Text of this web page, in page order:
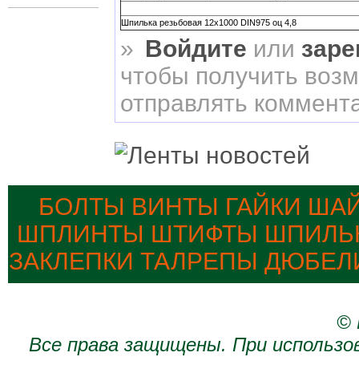
Шпилька резьбовая 12х1000 DIN975 оц 4,8
» Войдите или
чтобы получить
отправлять
БОЛТЫ ВИНТЫ ГАЙКИ
ШПЛИНТЫ ШТИФТЫ
ЗАКЛЕПКИ ТАЛРЕПЫ
©
Все права защищены. При